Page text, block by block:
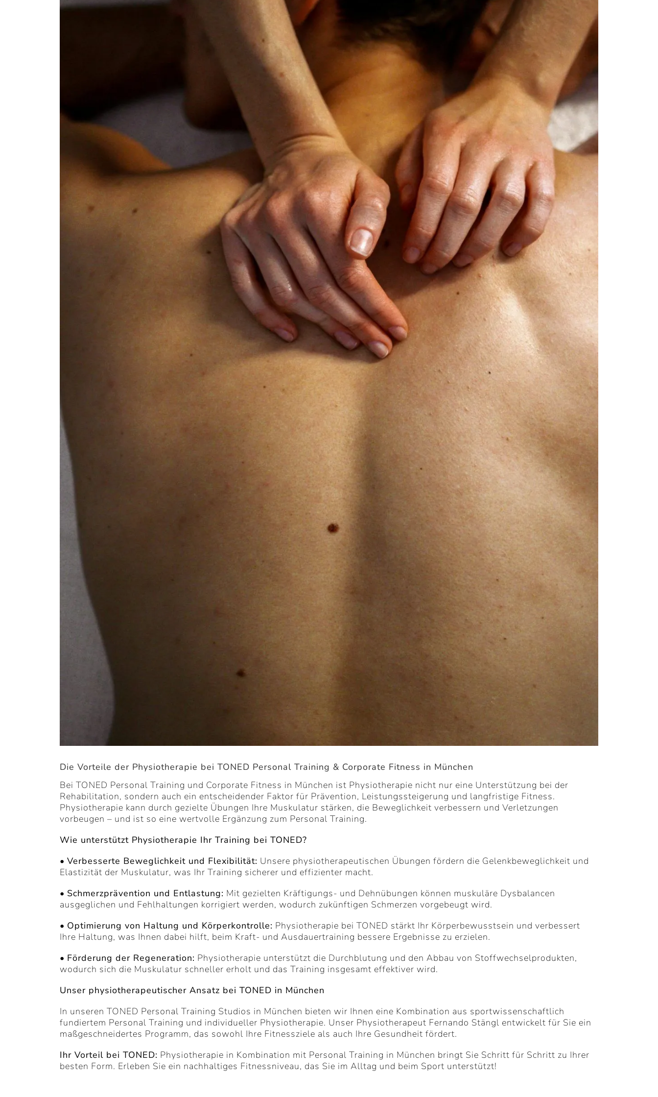
Die Vorteile der Physiotherapie bei TONED Personal Training & Corporate Fitness in München
Bei TONED Personal Training und Corporate Fitness in München ist Physiotherapie nicht nur eine Unterstützung bei der
Rehabilitation, sondern auch ein entscheidender Faktor für Prävention, Leistungssteigerung und langfristige Fitness.
Physiotherapie kann durch gezielte Übungen Ihre Muskulatur stärken, die Beweglichkeit verbessern und Verletzungen
vorbeugen – und ist so eine wertvolle Ergänzung zum Personal Training.
Wie unterstützt Physiotherapie Ihr Training bei TONED?
• Verbesserte Beweglichkeit und Flexibilität: Unsere physiotherapeutischen Übungen fördern die Gelenkbeweglichkeit und
Elastizität der Muskulatur, was Ihr Training sicherer und effizienter macht.
• Schmerzprävention und Entlastung: Mit gezielten Kräftigungs- und Dehnübungen können muskuläre Dysbalancen
ausgeglichen und Fehlhaltungen korrigiert werden, wodurch zukünftigen Schmerzen vorgebeugt wird.
• Optimierung von Haltung und Körperkontrolle: Physiotherapie bei TONED stärkt Ihr Körperbewusstsein und verbessert
Ihre Haltung, was Ihnen dabei hilft, beim Kraft- und Ausdauertraining bessere Ergebnisse zu erzielen.
• Förderung der Regeneration: Physiotherapie unterstützt die Durchblutung und den Abbau von Stoffwechselprodukten,
wodurch sich die Muskulatur schneller erholt und das Training insgesamt effektiver wird.
Unser physiotherapeutischer Ansatz bei TONED in München
In unseren TONED Personal Training Studios in München bieten wir Ihnen eine Kombination aus sportwissenschaftlich
fundiertem Personal Training und individueller Physiotherapie. Unser Physiotherapeut Fernando Stängl entwickelt für Sie ein
maßgeschneidertes Programm, das sowohl Ihre Fitnessziele als auch Ihre Gesundheit fördert.
Ihr Vorteil bei TONED: Physiotherapie in Kombination mit Personal Training in München bringt Sie Schritt für Schritt zu Ihrer
besten Form. Erleben Sie ein nachhaltiges Fitnessniveau, das Sie im Alltag und beim Sport unterstützt!